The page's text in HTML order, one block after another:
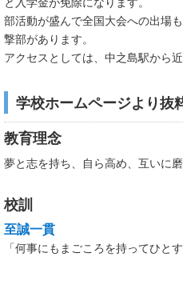
部活動が盛んで全国大会への出場
撃部があります。
アクセスとしては、中之島駅から
学校ホームページより抜
教育理念
夢と志を持ち、自ら高め、互いに
校訓
至誠一貫
「何事にもまごころを持ってひと